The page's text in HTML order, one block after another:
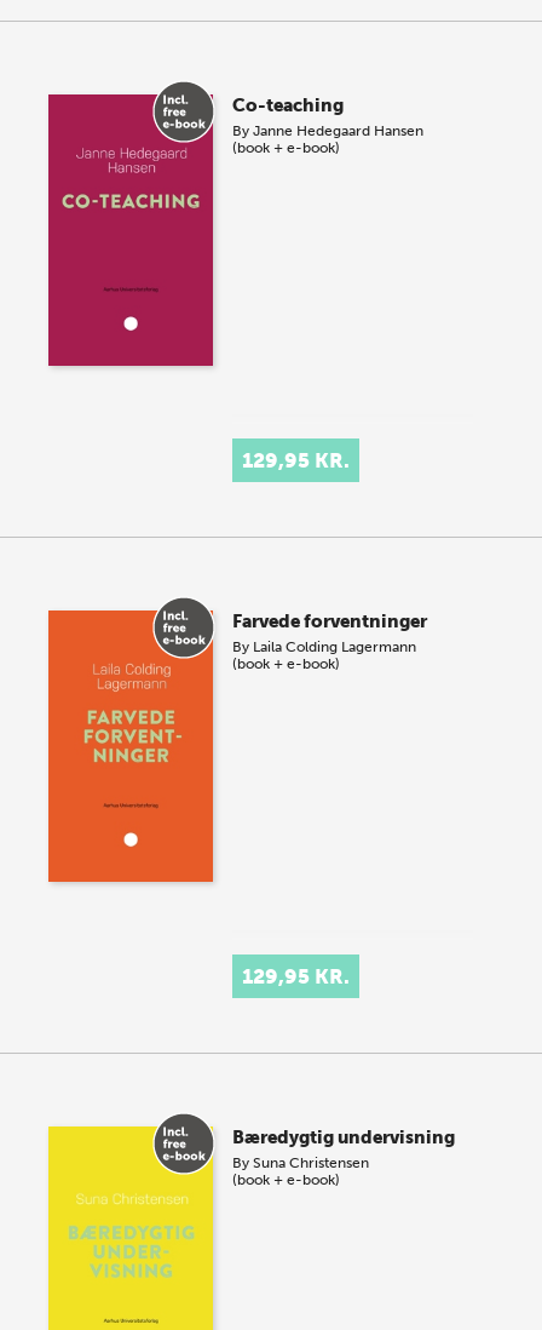
Co-teaching
ByJanne Hedegaard Hansen
(book + e-book)
129,95 KR.
Farvede forventninger
By Laila Colding Lagermann
(book + e-book)
129,95 KR.
Bæredygtig undervisning
BySuna Christensen
(book + e-book)